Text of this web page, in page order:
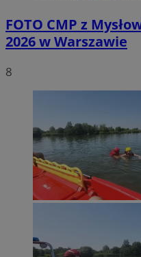
FOTO CMP z
2026 w Warszawie
8